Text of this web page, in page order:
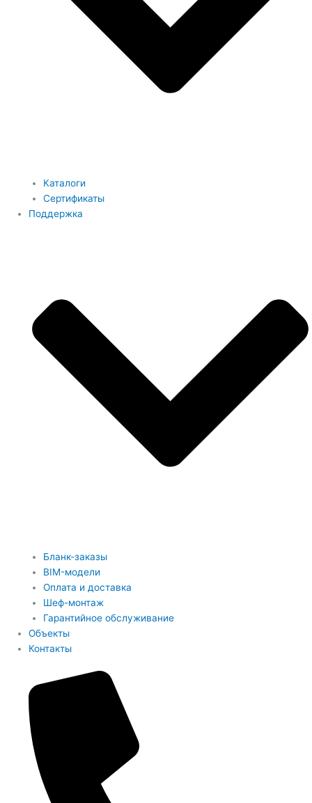
Каталоги
Сертификаты
Поддержка
Бланк-заказы
BIM-модели
Оплата и доставка
Шеф-монтаж
Гарантийное обслуживание
Объекты
Контакты